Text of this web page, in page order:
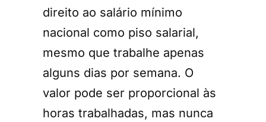
direito ao salário mínimo
nacional como piso salarial,
mesmo que trabalhe apenas
alguns dias por semana. O
valor pode ser proporcional às
horas trabalhadas, mas nunca